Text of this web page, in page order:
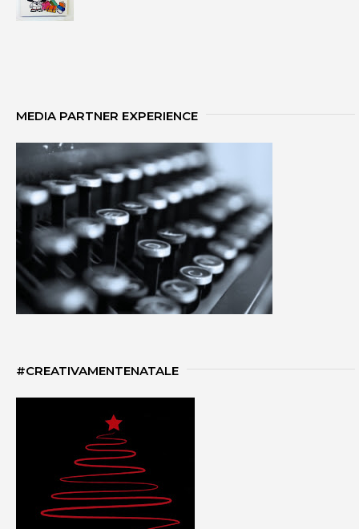
MEDIA PARTNER EXPERIENCE
#CREATIVAMENTENATALE